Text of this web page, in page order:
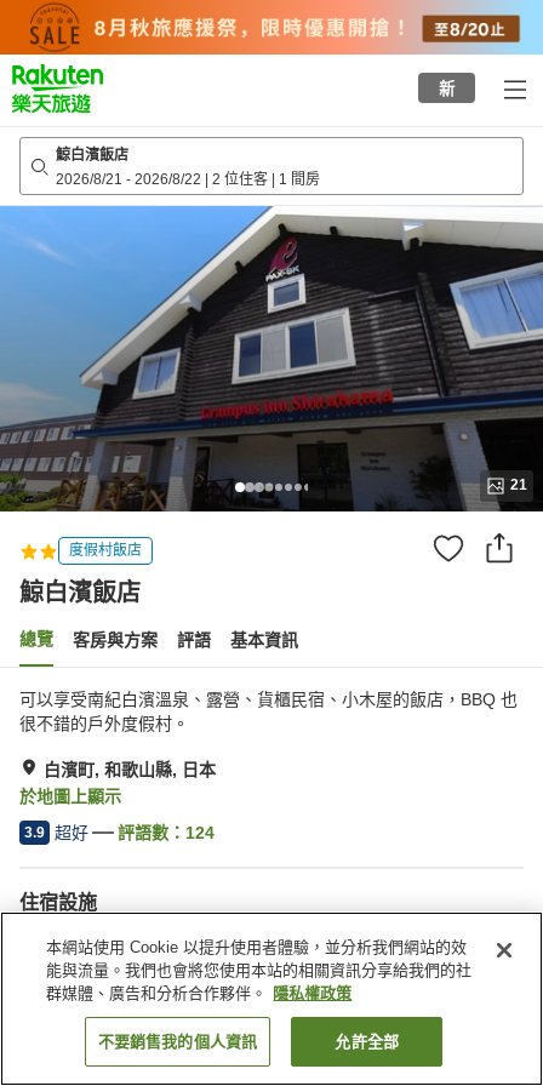
top
page
新
鯨白濱飯店
2026/8/21 - 2026/8/22 | 2 位住客 | 1 間房
21
度假村飯店
鯨白濱飯店
總覽 客房與方案 評語 基本資訊
可以享受南紀白濱溫泉、露營、貨櫃民宿、小木屋的飯店，BBQ 也
很不錯的戶外度假村。
白濱町, 和歌山縣, 日本
於地圖上顯示
3.9 超好 評語數： 124
住宿設施
停車場
Spa／美容沙龍
餐廳
自動販賣機
找客房
本網站使用 Cookie 以提升使用者體驗，並分析我們網站的效
能與流量。我們也會將您使用本站的相關資訊分享給我們的社
群媒體、廣告和分析合作夥伴。
隱私權政策
不要銷售我的個人資訊 允許全部